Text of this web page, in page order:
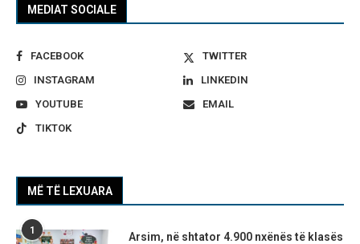
MEDIAT SOCIALE
FACEBOOK
TWITTER
INSTAGRAM
LINKEDIN
YOUTUBE
EMAIL
TIKTOK
MË TË LEXUARA
1
Arsim, në shtator 4.900 nxënës të klasës